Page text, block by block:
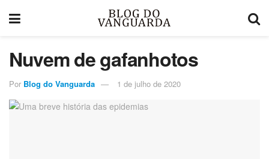
Nuvem de gafanhotos
Por Blog do Vanguarda 1 de julho de 2020